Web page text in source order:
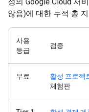
않음)에 대한 누적 총
사용
등급
검증
무료 활성 프로젝
체험판